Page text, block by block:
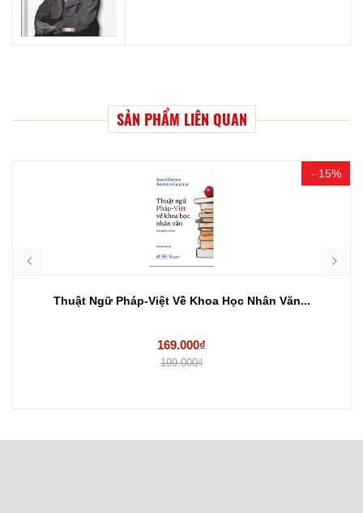
SẢN PHẨM LIÊN QUAN
- 15%
Thuật Ngữ Pháp-Việt Về Khoa Học Nhân Văn...
169.000₫
199.000₫